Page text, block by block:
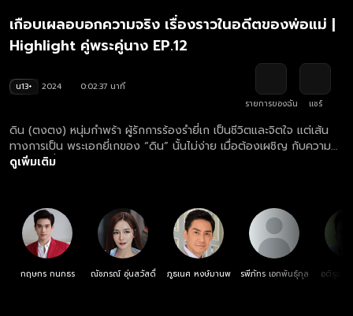
เกือบเผลอบอกความจริง เรื่องราวในอดีตของพ่อแม่ |
Highlight คู่พระคู่นาง EP.12
น13+ 2024
0:02:37 นาที
รายการของฉัน
แชร์
ดิน (ตงตง) หนุ่มกำพร้า ผู้รักการร้องรำยี่เก เป็นชีวิตและจิตใจ แต่เส้น
ทางการเป็น พระเอกยี่เกของ “ดิน” นั้นไม่ง่าย เมื่อต้องเผชิญ กับความ
น้อยเนื้อต่ำใจในชีวิต ที่ถูกคนดูแคลน ทำให้ ดินเกิดความทะเยอทะยาน
คอยสนับสนุนทุกย่างก้าวในชีวิต จน “ดิน” ได้ก้าวขึ้นเป็น พระเอกยี่เกรูป
งาม ที่ตกเป็นที่หมายปองของสาวหลายคน ติดตามชม ละคร คู่พระคู่นาง
ตอนใหม่ล่าสุด ทุกวันพุธ-พฤหัสบดี เวลา 20:30 น. ทางช่องวัน 31 ดู
ย้อนหลัง ละคร คู่พระคู่นาง ครบทุกตอน ฟรี! ที่แรก ที่เดียว ทางเว็บไซต์
และแอปฯ oneD.net
ดูเพิ่มเติม
กฤษกร กนกธร ณัชภรณ์ อุ่นสวัสดิ์ ภูธเนศ หงษ์มานพ รพีภัทร เอกพันธุ์กุล อติรุจ สิ